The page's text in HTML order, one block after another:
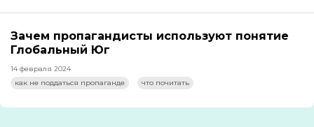
Зачем пропагандисты используют понятие
Глобальный Юг
14 февраля 2024
как не поддаться пропаганде
что почитать